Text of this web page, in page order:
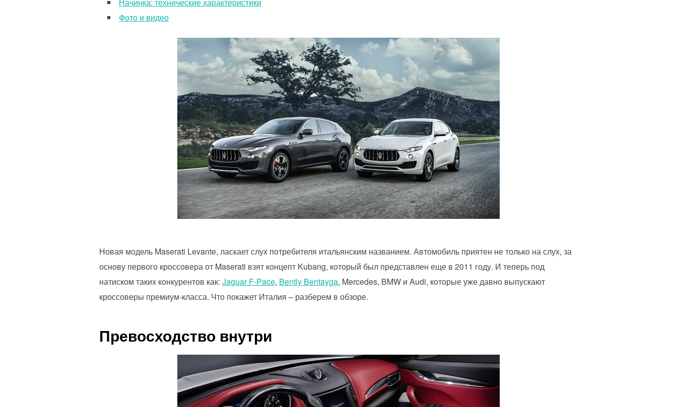
Фото и видео
Новая модель Maserati Levante, ласкает слух потребителя итальянским названием. Автомобиль приятен не только на слух, за
основу первого кроссовера от Maserati взят концепт Kubang, который был представлен еще в 2011 году. И теперь под
натиском таких конкурентов как: Jaguar F-Pace, Bently Bentayga, Mercedes, BMW и Audi, которые уже давно выпускают
кроссоверы премиум-класса. Что покажет Италия – разберем в обзоре.
Превосходство внутри